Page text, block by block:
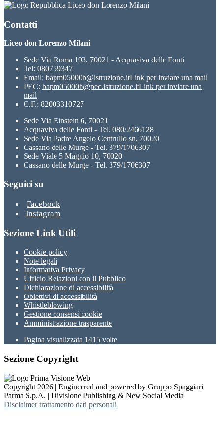
Liceo don Lorenzo Milani
Contatti
Liceo don Lorenzo Milani
Sede Via Roma 193, 70021 - Acquaviva delle Fonti
Tel: 080759347
Email: bapm05000b@istruzione.itLink per inviare una mail
PEC: bapm05000b@pec.istruzione.itLink per inviare una
mail
C.F.: 82003310727
Sede Via Einstein 6, 70021
Acquaviva delle Fonti - Tel. 080/2466128
Sede Via Padre Angelo Centrullo sn, 70020
Cassano delle Murge - Tel. 379/1706307
Sede Viale 5 Maggio 10, 70020
Cassano delle Murge - Tel. 379/1706307
Seguici su
Facebook
Instagram
Sezione Link Utili
Cookie policy
Note legali
Informativa Privacy
Ufficio Relazioni con il Pubblico
Dichiarazione di accessibilità
Obiettivi di accessibilità
Whistleblowing
Gestione consensi cookie
Amministrazione trasparente
Pagina visualizzata 1415 volte
Sezione Copyright
Copyright 2026 | Engineered and powered by Gruppo Spaggiari
Parma S.p.A. | Divisione Publishing & New Social Media
Disclaimer trattamento dati personali